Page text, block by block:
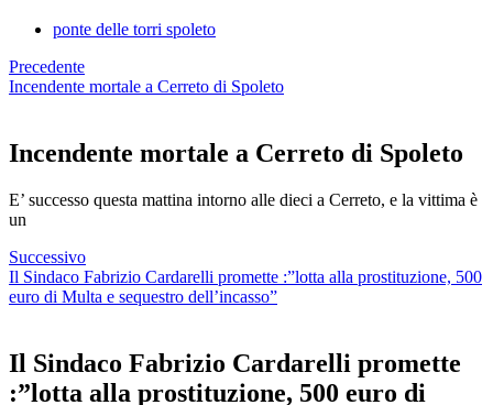
ponte delle torri spoleto
Precedente
Incendente mortale a Cerreto di Spoleto
Incendente mortale a Cerreto di Spoleto
E’ successo questa mattina intorno alle dieci a Cerreto, e la vittima è
un
Successivo
Il Sindaco Fabrizio Cardarelli promette :”lotta alla prostituzione, 500
euro di Multa e sequestro dell’incasso”
Il Sindaco Fabrizio Cardarelli promette
:”lotta alla prostituzione, 500 euro di